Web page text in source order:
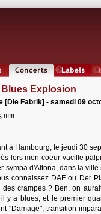
Explosion
[Die Fabrik] - samedi 09
!!!!!!
à Hambourg, le jeudi 30
lors mon coeur vacille
sympa d'Altona, dans la
connaissez DAF ou Der
crampes ? Ben, on
y a blues, et le premier
"Damage", transition